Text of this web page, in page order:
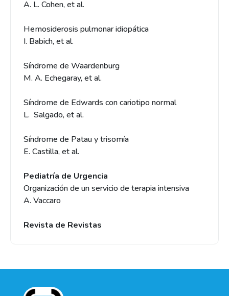
A. L. Cohen, et al.
Hemosiderosis pulmonar idiopática
I. Babich, et al.
Síndrome de Waardenburg
M. A. Echegaray, et al.
Síndrome de Edwards con cariotipo normal
L. Salgado, et al.
Síndrome de Patau y trisomía
E. Castilla, et al.
Pediatría de Urgencia
Organización de un servicio de terapia intensiva
A. Vaccaro
Revista de Revistas